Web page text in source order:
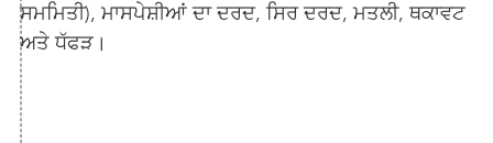
ਸਮਮਿਤੀ), ਮਾਸਪੇਸ਼ੀਆਂ ਦਾ ਦਰਦ, ਸਿਰ ਦਰਦ, ਮਤਲੀ, ਥਕਾਵਟ
ਅਤੇ ਧੱਫੜ।